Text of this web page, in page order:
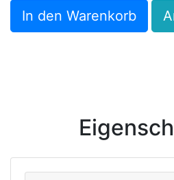
In den Warenkorb